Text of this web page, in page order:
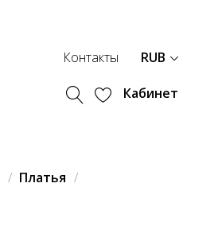
Контакты RUB
Кабинет
Платья